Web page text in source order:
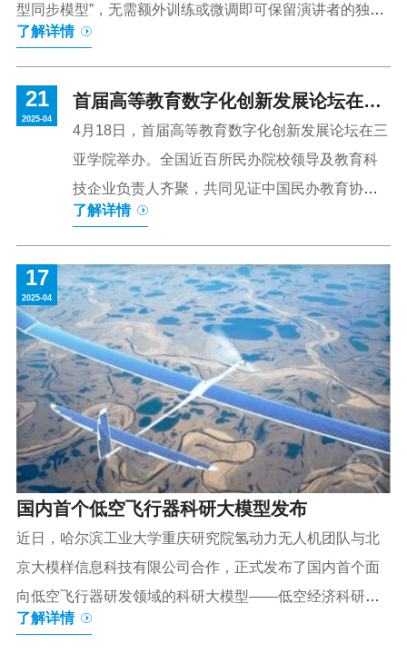
型同步模型”，无需额外训练或微调即可保留演讲者的独特
风格。这一突破性技术在真实感、表现力、控制力、质量
和速度方面均实现了显著提升，适用于真人视频、动画以
及AI生成的内容。Lipsync-2的创新特性根据 Sync Labs 在
4月1日发布的 Twitter 消息，Lipsync-2的核心亮点在于
其“零-shot”能力，即无需针对特定演讲者进行预训练，模
型便可即时学习并生成符合其独特说话风格的嘴型同步效
果。这一特性颠覆了传统嘴型同步技术对大量训练数据的
需求，使得内容创作者能够更高效地应用该技术。此外，
Sync Labs 还透露，Lipsync-2在多个维...
了解详情
21
2025-04
首届高等教育数字化创新发展论坛在三
亚学院举办
4月18日，首届高等教育数字化创新发展论坛在三
亚学院举办。全国近百所民办院校领导及教育科
技企业负责人齐聚，共同见证中国民办教育协会
高等教育数字化专业委员会第一届理事会成立，
围绕高等教育数字化共探民办高等教育发展之
路。会议上，芯位教育的发布成为焦点。吉利人
才发展集团CEO陆丹介绍，芯位教育以重塑未来
高等教育生态为目标，致力于打造大学智能体生
态，并推出三个重要产品。芯位蜜线2.0版本服务
学生学业全生命周期；芯位培训以就业为导向；
芯位校园智慧平台整合校园管理和资源平台，提
升教育透明度与个性化服务。发布会还连线美国
伯克利学院和马来西亚拉曼大学代表，他们期待
共同推动全球数字高等教育发展。此外，吉利人
才发展集团、...
了解详情
17
2025-04
国内首个低空飞行器科研大模型发布
近日，哈尔滨工业大学重庆研究院氢动力无人机团队与北
京大模样信息科技有限公司合作，正式发布了国内首个面
向低空飞行器研发领域的科研大模型——低空经济科研大
模型。在此背景之下，该研究院的翌翔无人机团队自主研
了解详情